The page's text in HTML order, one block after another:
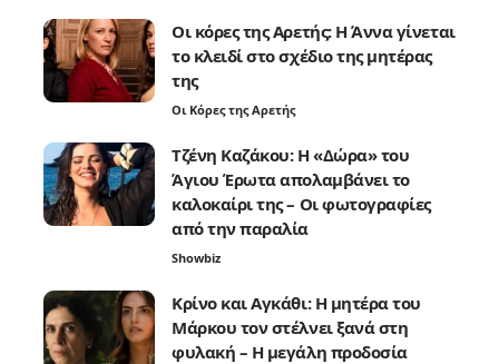
Οι κόρες της Αρετής: Η Άννα γίνεται
το κλειδί στο σχέδιο της μητέρας
της
Οι Κόρες της Αρετής
Τζένη Καζάκου: Η «Δώρα» του
Άγιου Έρωτα απολαμβάνει το
καλοκαίρι της – Οι φωτογραφίες
από την παραλία
Showbiz
Κρίνο και Αγκάθι: Η μητέρα του
Μάρκου τον στέλνει ξανά στη
φυλακή – Η μεγάλη προδοσία